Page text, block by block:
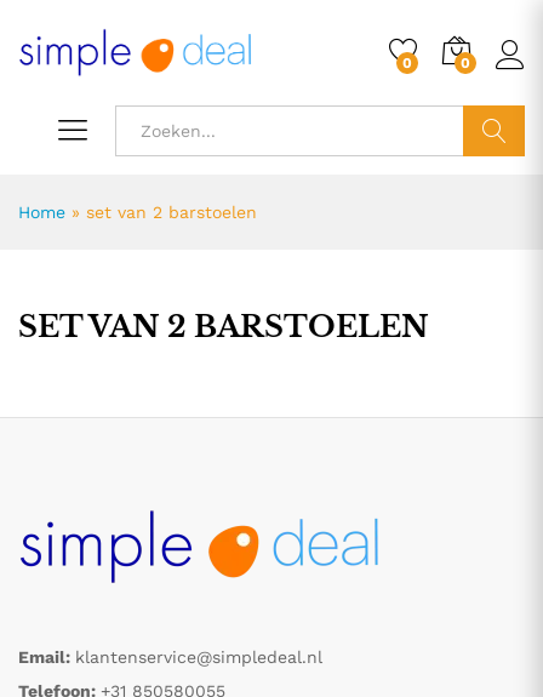
0 0
Home » set van 2 barstoelen
SET VAN 2 BARSTOELEN
Email: klantenservice@simpledeal.nl
Telefoon: +31 850580055